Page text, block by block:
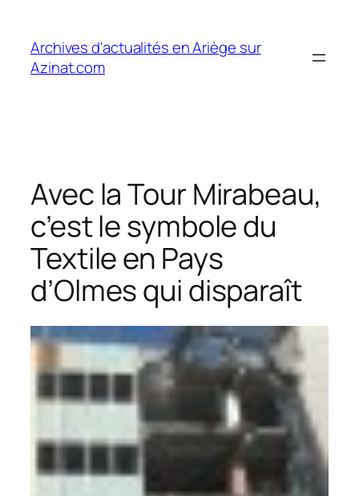
contenu
Archives d'actualités en Ariège sur
Azinat.com
Avec la Tour Mirabeau,
c’est le symbole du
Textile en Pays
d’Olmes qui disparaît